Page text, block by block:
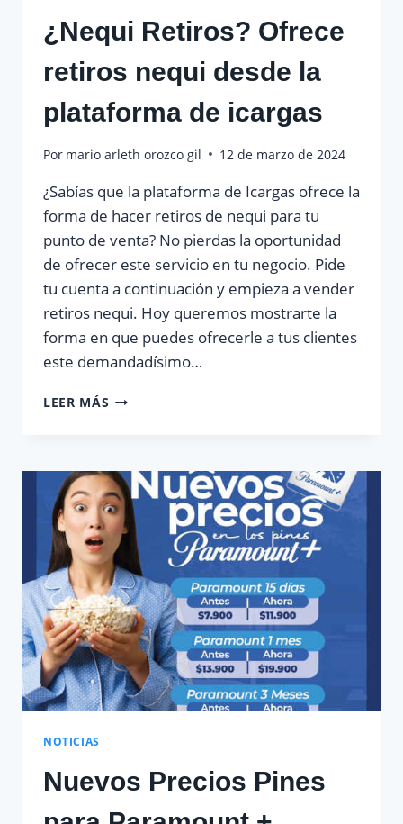
¿Nequi Retiros? Ofrece
retiros nequi desde la
plataforma de icargas
Por mario arleth orozco gil 12 de marzo de 2024
¿Sabías que la plataforma de Icargas ofrece la
forma de hacer retiros de nequi para tu
punto de venta? No pierdas la oportunidad
de ofrecer este servicio en tu negocio. Pide
tu cuenta a continuación y empieza a vender
retiros nequi. Hoy queremos mostrarte la
forma en que puedes ofrecerle a tus clientes
este demandadísimo…
LEER MÁS ¿NEQUI
NEQUI
DESDE
LA
PLATAFORMA
DE
ICARGAS
NOTICIAS
Nuevos Precios Pines